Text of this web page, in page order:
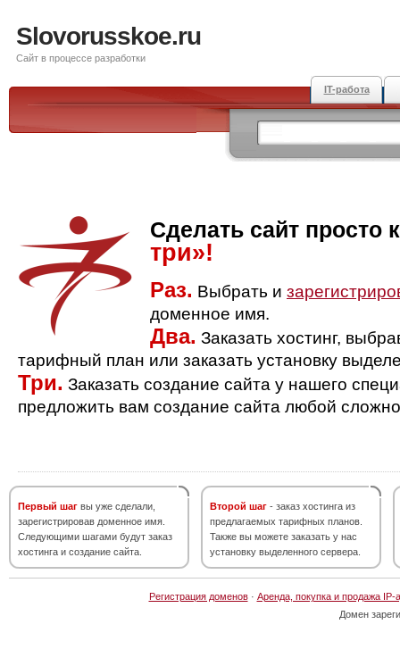
Slovorusskoe.ru
Сайт в процессе разработки
IT-работа
Сделать сайт просто
три»!
Раз. Выбрать и
доменное имя.
Два. Заказать хостинг,
тарифный план или заказать установку
Три. Заказать создание сайта у нашего
предложить вам создание сайта любой
Первый шаг вы уже сделали,
зарегистрировав доменное имя.
Следующими шагами будут заказ
хостинга и создание сайта.
Второй шаг - заказ хостинга из
предлагаемых тарифных планов.
Также вы можете заказать у нас
установку выделенного сервера.
Регистрация доменов· Аренда, покупка и продажа IP-
Домен